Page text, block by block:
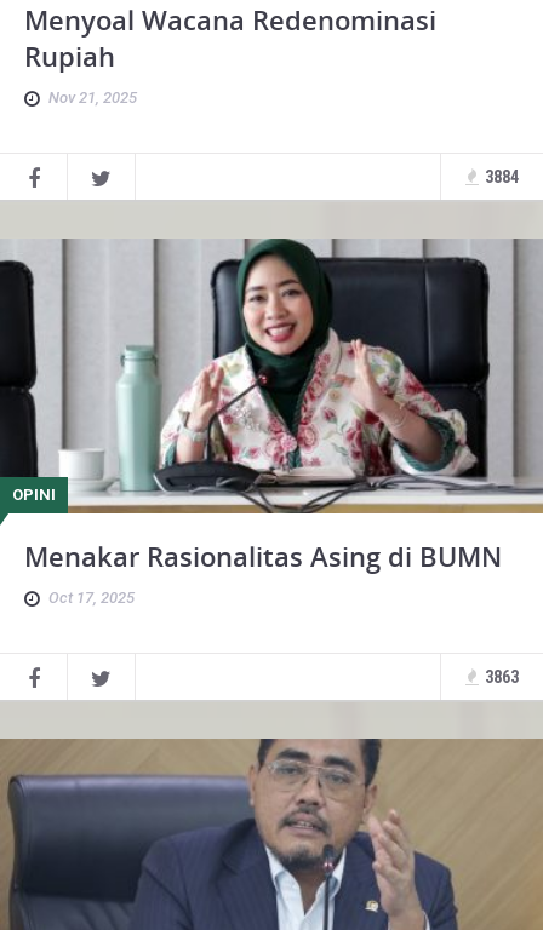
Menyoal Wacana Redenominasi
Rupiah
Nov 21, 2025
3884
OPINI
Menakar Rasionalitas Asing di BUMN
Oct 17, 2025
3863